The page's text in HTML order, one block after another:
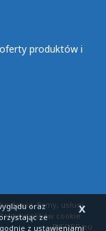
produktów i
firmy, usługi,
Polityka plików cookie
INFORD.eu
X
oraz
ze
z ustawieniami